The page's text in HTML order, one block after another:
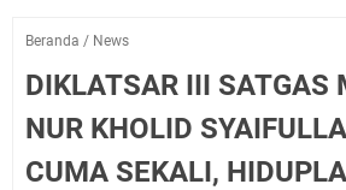
Beranda / News
DIKLATSAR III SATGAS
NUR KHOLID
CUMA SEKALI,